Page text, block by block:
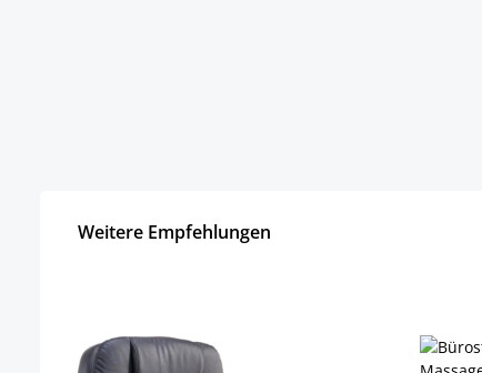
Weitere Empfehlungen